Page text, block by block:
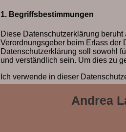
1. Begriffsbestimmungen
Diese Datenschutzerklärung
Verordnungsgeber beim Erlass der
Datenschutzerklärung soll sowohl
und verständlich sein. Um dies zu
Ich verwende in dieser
a) personenbezogene Daten
Andrea